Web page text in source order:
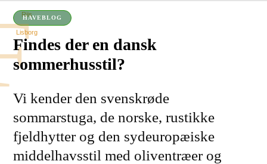
HAVEBLOG
Findes der en dansk
sommerhusstil?
Vi kender den svenskrøde
sommarstuga, de norske, rustikke
fjeldhytter og den sydeuropæiske
middelhavsstil med oliventræer og